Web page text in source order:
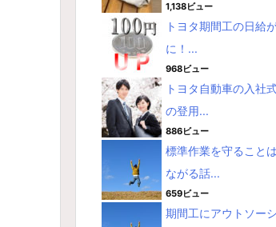
1,138ビュー
トヨタ期間工の日給
に！...
968ビュー
トヨタ自動車の入社
の登用...
886ビュー
標準作業を守ること
ながる話...
659ビュー
期間工にアウトソー